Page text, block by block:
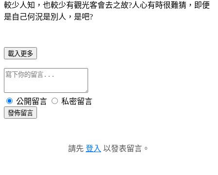
較少人知，也較少有觀光客會去之故?人心有時很難猜，即便
是自己何況是別人，是吧?
載入更多
公開留言 私密留言
發佈留言
請先 登入 以發表留言。